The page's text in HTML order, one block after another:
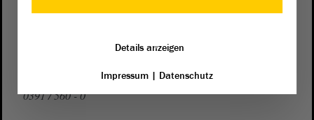
0391 / 560 - 1123
Presse- und Öffentlichkeitsarbeit
0391 / 560 - 0
Details anzeigen
Impressum| Datenschutz